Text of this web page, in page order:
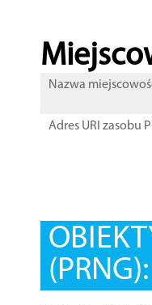
Nazwa
Adres URI zasobu
(PRNG):